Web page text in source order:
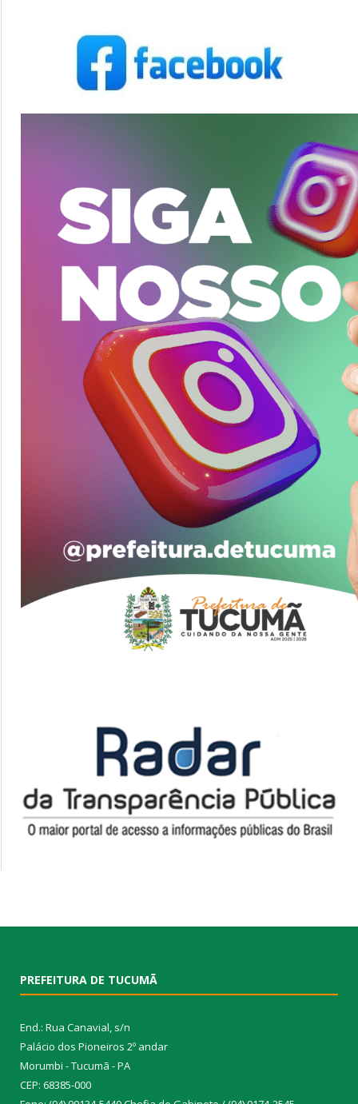
PREFEITURA DE TUCUMÃ
End.: Rua Canavial, s/n
Palácio dos Pioneiros 2º andar
Morumbi - Tucumã - PA
CEP: 68385-000